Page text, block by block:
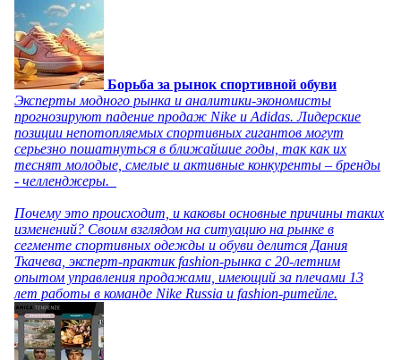
Борьба за рынок спортивной обуви
Эксперты модного рынка и аналитики-экономисты
прогнозируют падение продаж Nike и Adidas. Лидерские
позиции непотопляемых спортивных гигантов могут
серьезно пошатнуться в ближайшие годы, так как их
теснят молодые, смелые и активные конкуренты – бренды
- челленджеры.
Почему это происходит, и каковы основные причины таких
изменений? Своим взглядом на ситуацию на рынке в
сегменте спортивных одежды и обуви делится Дания
Ткачева, эксперт-практик fashion-рынка с 20-летним
опытом управления продажами, имеющий за плечами 13
лет работы в команде Nike Russia и fashion-ритейле.